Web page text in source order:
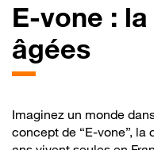
E-vone :
âgées
Imaginez un monde
concept de “E-vone”,